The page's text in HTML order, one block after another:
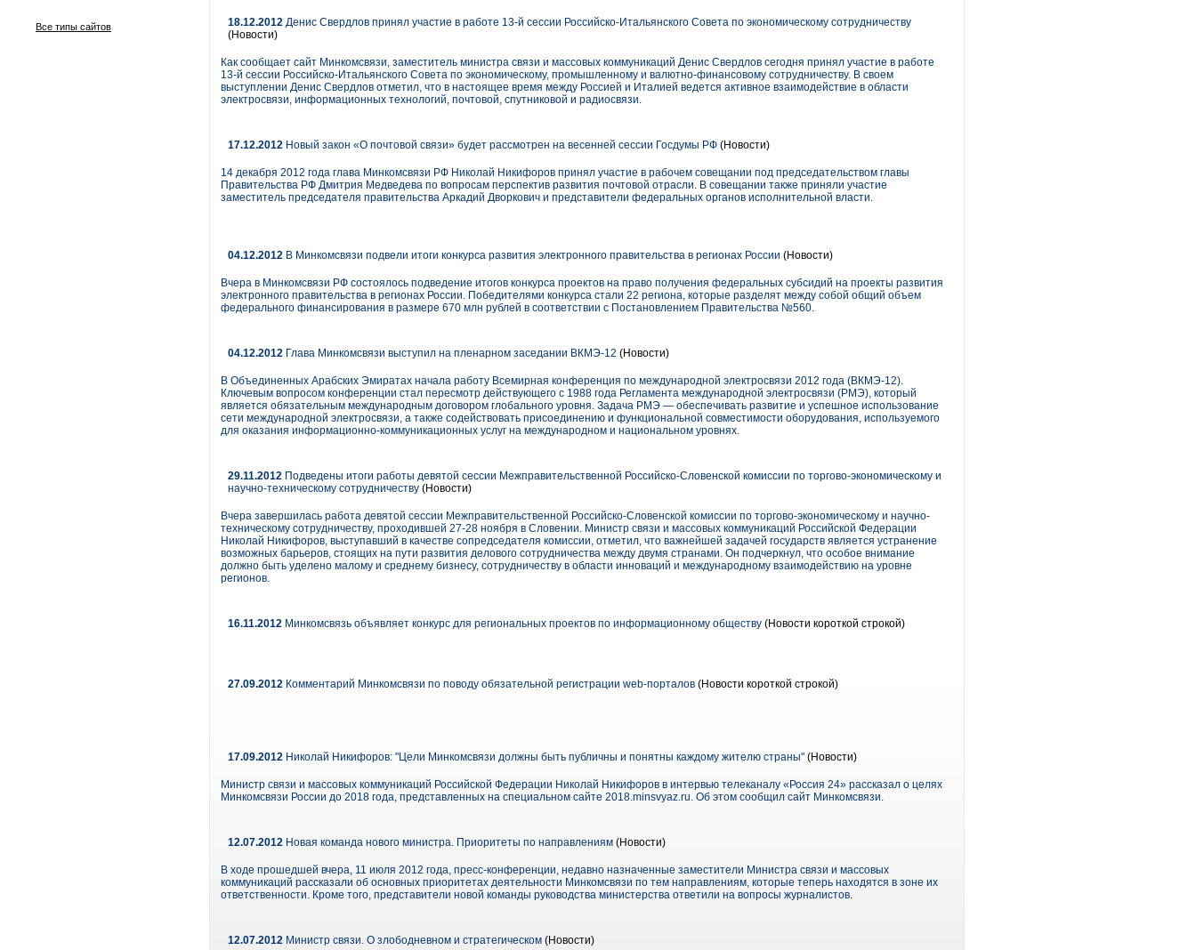
Все типы сайтов 18.12.2012 Денис Свердлов принял участие в работе 13-й сессии Российско-Итальянского Совета по экономическому сотрудничеству
(Новости)
Как сообщает сайт Минкомсвязи, заместитель министра связи и массовых коммуникаций Денис Свердлов сегодня принял участие в работе
13-й сессии Российско-Итальянского Совета по экономическому, промышленному и валютно-финансовому сотрудничеству. В своем
выступлении Денис Свердлов отметил, что в настоящее время между Россией и Италией ведется активное взаимодействие в области
электросвязи, информационных технологий, почтовой, спутниковой и радиосвязи.
17.12.2012 Новый закон «О почтовой связи» будет рассмотрен на весенней сессии Госдумы РФ (Новости)
14 декабря 2012 года глава Минкомсвязи РФ Николай Никифоров принял участие в рабочем совещании под председательством главы
Правительства РФ Дмитрия Медведева по вопросам перспектив развития почтовой отрасли. В совещании также приняли участие
заместитель председателя правительства Аркадий Дворкович и представители федеральных органов исполнительной власти.
04.12.2012 В Минкомсвязи подвели итоги конкурса развития электронного правительства в регионах России (Новости)
Вчера в Минкомсвязи РФ состоялось подведение итогов конкурса проектов на право получения федеральных субсидий на проекты развития
электронного правительства в регионах России. Победителями конкурса стали 22 региона, которые разделят между собой общий объем
федерального финансирования в размере 670 млн рублей в соответствии с Постановлением Правительства №560.
04.12.2012 Глава Минкомсвязи выступил на пленарном заседании ВКМЭ-12 (Новости)
В Объединенных Арабских Эмиратах начала работу Всемирная конференция по международной электросвязи 2012 года (ВКМЭ-12).
Ключевым вопросом конференции стал пересмотр действующего с 1988 года Регламента международной электросвязи (РМЭ), который
является обязательным международным договором глобального уровня. Задача РМЭ — обеспечивать развитие и успешное использование
сети международной электросвязи, а также содействовать присоединению и функциональной совместимости оборудования, используемого
для оказания информационно-коммуникационных услуг на международном и национальном уровнях.
29.11.2012 Подведены итоги работы девятой сессии Межправительственной Российско-Словенской комиссии по торгово-экономическому и
научно-техническому сотрудничеству (Новости)
Вчера завершилась работа девятой сессии Межправительственной Российско-Словенской комиссии по торгово-экономическому и научно-
техническому сотрудничеству, проходившей 27-28 ноября в Словении. Министр связи и массовых коммуникаций Российской Федерации
Николай Никифоров, выступавший в качестве сопредседателя комиссии, отметил, что важнейшей задачей государств является устранение
возможных барьеров, стоящих на пути развития делового сотрудничества между двумя странами. Он подчеркнул, что особое внимание
должно быть уделено малому и среднему бизнесу, сотрудничеству в области инноваций и международному взаимодействию на уровне
регионов.
16.11.2012 Минкомсвязь объявляет конкурс для региональных проектов по информационному обществу (Новости короткой строкой)
27.09.2012 Комментарий Минкомсвязи по поводу обязательной регистрации web-порталов (Новости короткой строкой)
17.09.2012 Николай Никифоров: "Цели Минкомсвязи должны быть публичны и понятны каждому жителю страны" (Новости)
Министр связи и массовых коммуникаций Российской Федерации Николай Никифоров в интервью телеканалу «Россия 24» рассказал о целях
Минкомсвязи России до 2018 года, представленных на специальном сайте 2018.minsvyaz.ru. Об этом сообщил сайт Минкомсвязи.
12.07.2012 Новая команда нового министра. Приоритеты по направлениям (Новости)
В ходе прошедшей вчера, 11 июля 2012 года, пресс-конференции, недавно назначенные заместители Министра связи и массовых
коммуникаций рассказали об основных приоритетах деятельности Минкомсвязи по тем направлениям, которые теперь находятся в зоне их
ответственности. Кроме того, представители новой команды руководства министерства ответили на вопросы журналистов.
12.07.2012 Министр связи. О злободневном и стратегическом (Новости)